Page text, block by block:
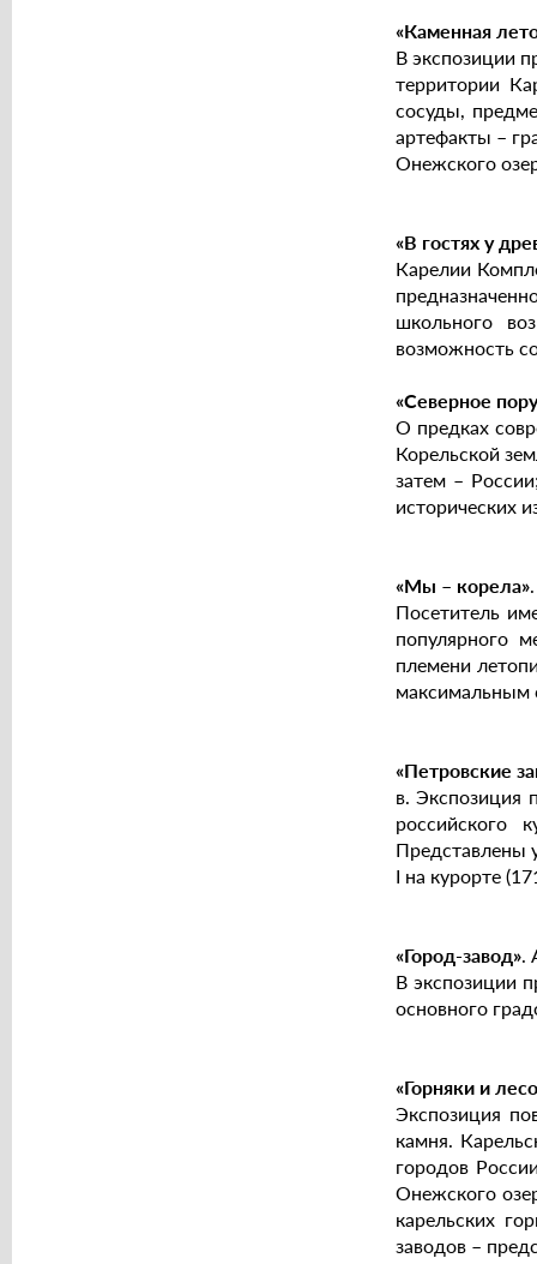
«Каменная
В экспозиции
территории
сосуды,
артефакты –
Онежского
«В гостях у
Карелии
школьного
возможность
«Северное
О предках
Корельской
затем –
исторических
«Мы – корела»
Посетитель
популярного
племени
максимальным
«Петровские
в. Экспозиция
российского
Представлены
I на курорте
«Город-завод».
В экспозиции
основного
«Горняки и
Экспозиция
камня.
городов
Онежского
карельских
заводов –